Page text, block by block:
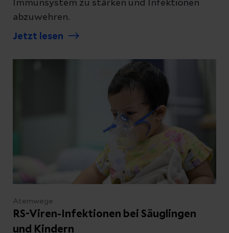
Immunsystem zu stärken und Infektionen
abzuwehren.
Jetzt lesen
Atemwege
RS-Viren-Infektionen bei Säuglingen
und Kindern